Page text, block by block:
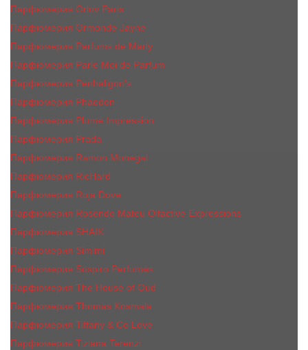
Парфюмерия Orlov Paris
Парфюмерия Ormonde Jayne
Парфюмерия Parfums de Marly
Парфюмерия Parle Moi de Parfum
Парфюмерия Penhaligon's
Парфюмерия Phaedon
Парфюмерия Plume Impression
Парфюмерия Prada
Парфюмерия Ramon Monegal
Парфюмерия RicHard
Парфюмерия Roja Dove
Парфюмерия Rosendo Mateu Olfactive Expressions
Парфюмерия SHAIK
Парфюмерия Simimi
Парфюмерия Sospiro Perfumes
Парфюмерия The House of Oud
Парфюмерия Thomas Kosmala
Парфюмерия Tiffany & Co Love
Парфюмерия Tiziana Terenzi